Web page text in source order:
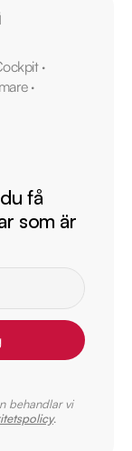
·
·
få
som är
behandlar vi
.